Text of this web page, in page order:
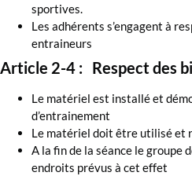
sportives.
Les adhérents s’engagent à
entraineurs
Article 2-4 : Respect des
Le matériel est installé et
d’entrainement
Le matériel doit être utilisé et
A la fin de la séance le groupe
endroits prévus à cet effet